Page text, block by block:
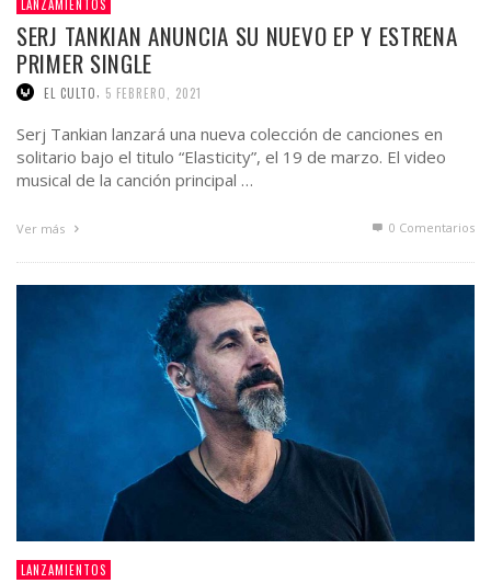
LANZAMIENTOS
SERJ TANKIAN ANUNCIA SU NUEVO EP Y ESTRENA
PRIMER SINGLE
EL CULTO 5 FEBRERO, 2021
Serj Tankian lanzará una nueva colección de canciones en
solitario bajo el titulo “Elasticity”, el 19 de marzo. El video
musical de la canción principal …
Ver más 0 Comentarios
LANZAMIENTOS